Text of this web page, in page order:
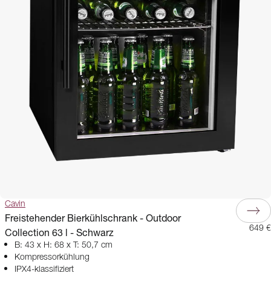
Cavin
Freistehender Bierkühlschrank - Outdoor
Collection 63 l - Schwarz
B: 43 x H: 68 x T: 50,7 cm
Kompressorkühlung
IPX4-klassifiziert
649 €